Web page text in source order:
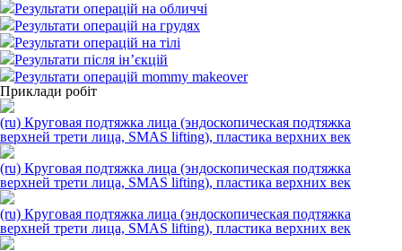
Результати операцій на обличчі
Результати операцій на грудях
Результати операцій на тілі
Результати після ін’єкцій
Результати операцій mommy makeover
Приклади робіт
(ru) Круговая подтяжка лица (эндоскопическая подтяжка
верхней трети лица, SMAS lifting), пластика верхних век
(ru) Круговая подтяжка лица (эндоскопическая подтяжка
верхней трети лица, SMAS lifting), пластика верхних век
(ru) Круговая подтяжка лица (эндоскопическая подтяжка
верхней трети лица, SMAS lifting), пластика верхних век